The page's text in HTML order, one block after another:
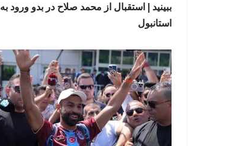
ببینید | استقبال از محمد صلاح در بدو ورود به
استانبول